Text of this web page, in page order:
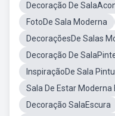
Decoração De
FotoDe Sala Moderna
DecoraçõesDe Salas
Decoração De
InspiraçãoDe Sala
Sala De Estar Moderna
Decoração SalaEscura